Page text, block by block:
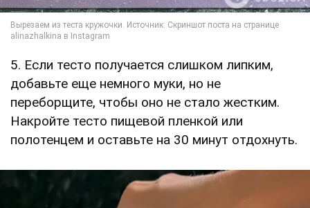
5. Если тесто получается слишком липким,
добавьте еще немного муки, но не
переборщите, чтобы оно не стало жестким.
Накройте тесто пищевой пленкой или
полотенцем и оставьте на 30 минут отдохнуть.